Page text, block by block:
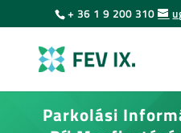
az
tartalmához
+ 36 1 9 200 310
Parkolási